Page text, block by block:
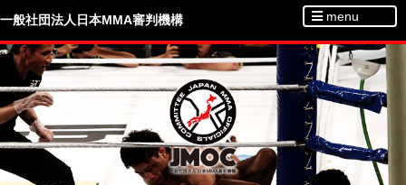
一般社団法人日本MMA審判機構 menu